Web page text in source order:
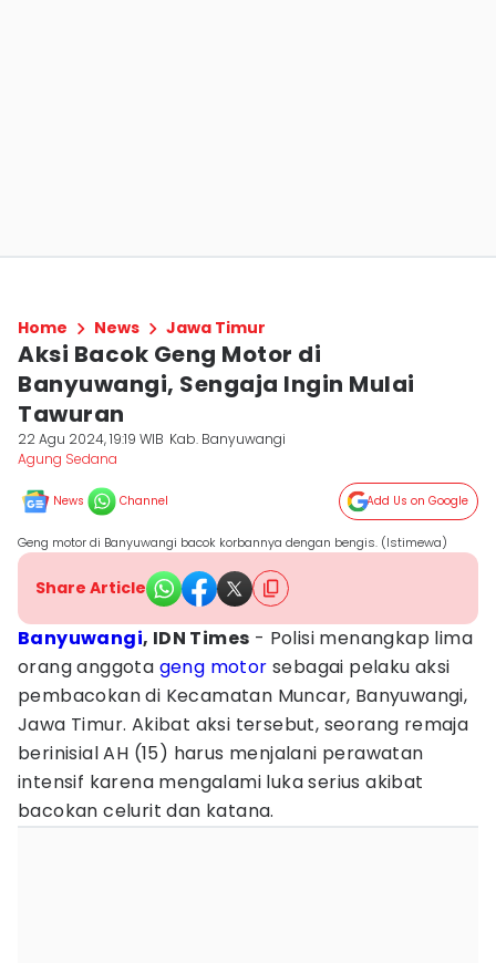
Home News Jawa Timur
Aksi Bacok Geng Motor di
Banyuwangi, Sengaja Ingin Mulai
Tawuran
22 Agu 2024, 19:19 WIB Kab. Banyuwangi
Agung Sedana
News Channel Add Us on Google
Geng motor di Banyuwangi bacok korbannya dengan bengis. (Istimewa)
Share Article
Banyuwangi, IDN Times - Polisi menangkap lima
orang anggota geng motor sebagai pelaku aksi
pembacokan di Kecamatan Muncar, Banyuwangi,
Jawa Timur. Akibat aksi tersebut, seorang remaja
berinisial AH (15) harus menjalani perawatan
intensif karena mengalami luka serius akibat
bacokan celurit dan katana.